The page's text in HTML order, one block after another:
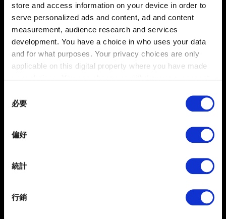
store and access information on your device in order to
serve personalized ads and content, ad and content
measurement, audience research and services
development. You have a choice in who uses your data
and for what purposes. Your privacy choices are only
applicable on this digital property where you have made
the Privacy trigger icon.
Collect information about your geographical
meters
Identify your device by actively scanning it for
Find out more about how your personal data is processed
Selection
必要
偏好
統計
行銷
開啟 BitDefender 主程式畫面。
選擇畫面左方的【Protection】。
在【Safe Files】中選擇【 Application Access】。
將《電馭叛客 2077》打勾。
若出現「使用者資料損毀無法保存」的訊息，且玩家正在
使用 Norton 防毒軟體，請記得將《電馭叛客 2077》加入
需要幫忙？